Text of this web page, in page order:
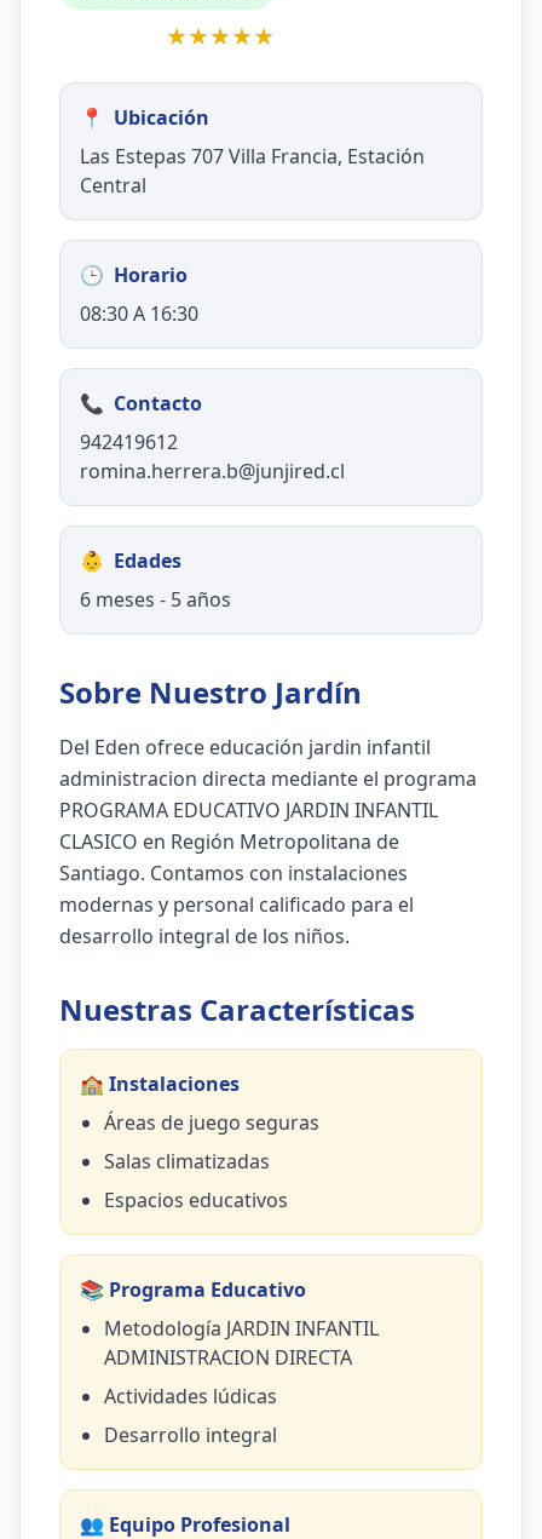
★★★★★
📍
Ubicación
Las Estepas 707 Villa Francia, Estación
Central
🕒 Horario
08:30 A 16:30
📞 Contacto
942419612
romina.herrera.b@junjired.cl
👶 Edades
6 meses - 5 años
Sobre Nuestro Jardín
Del Eden ofrece educación jardin infantil
administracion directa mediante el programa
PROGRAMA EDUCATIVO JARDIN INFANTIL
CLASICO en Región Metropolitana de
Santiago. Contamos con instalaciones
modernas y personal calificado para el
desarrollo integral de los niños.
Nuestras Características
🏫 Instalaciones
Áreas de juego seguras
Salas climatizadas
Espacios educativos
📚 Programa Educativo
Metodología JARDIN INFANTIL
ADMINISTRACION DIRECTA
Actividades lúdicas
Desarrollo integral
👥 Equipo Profesional